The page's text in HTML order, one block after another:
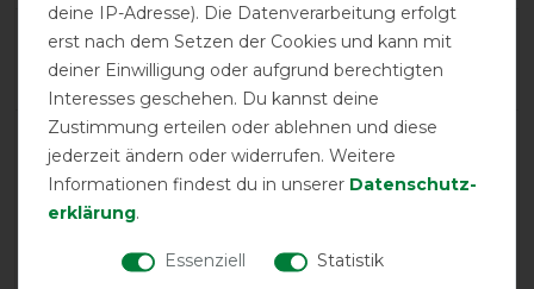
Product Rating
5/5
product experience
deine IP-Adresse). Die Datenverarbeitung erfolgt
erst nach dem Setzen der Cookies und kann mit
deiner Einwilligung oder aufgrund berechtigten
Interesses geschehen. Du kannst deine
Zustimmung erteilen oder ablehnen und diese
jederzeit ändern oder widerrufen. Weitere
Informationen findest du in unserer Daten­schutz­
erklärung.
Essenziell
Statistik